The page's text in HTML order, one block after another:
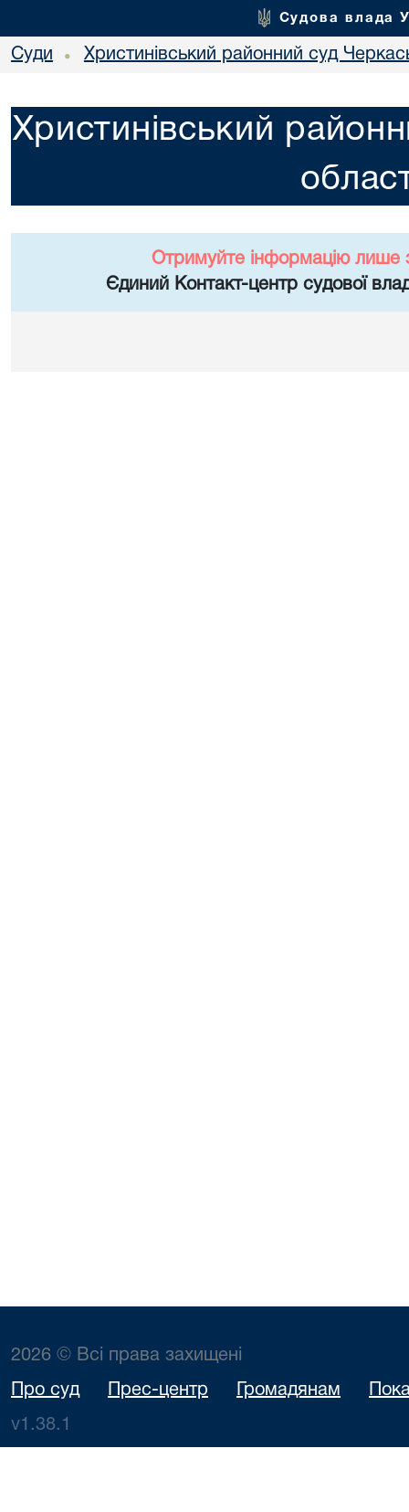
Судова влада
Суди • Христинівський районний суд
Христинівський
Отримуйте інформацію лише
Єдиний Контакт-центр судової
2026 © Всі права захищені
Про суд Прес-центр Громадянам
v1.38.1